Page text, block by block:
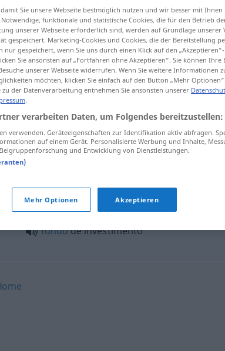
investimento ECON
fundode investimento
Sie unsere Webseite bestmöglich nutzen und wir besser mit Ihnen
funktionale und statistische Cookies, die für den Betrieb
unserer Webseite erforderlich sind, werden auf Grundlage unserer
gespeichert. Marketing-Cookies und Cookies, die der Bereitstellung
nur gespeichert, wenn Sie uns durch einen Klick auf den
Sie ansonsten auf „Fortfahren ohne Akzeptieren“. Sie können Ihre
unserer Webseite widerrufen. Wenn Sie weitere Informationen
möchten, klicken Sie einfach auf den Button „Mehr Optionen“.
zu der Datenverarbeitung entnehmen Sie ansonsten unserer
.
verarbeiten Daten, um Folgendes bereitzustellen:
verwenden. Geräteeigenschaften zur Identifikation aktiv abfragen.
auf einem Gerät. Personalisierte Werbung und Inhalte,
und Entwicklung von Dienstleistungen.
Mehr Optionen Akzeptieren